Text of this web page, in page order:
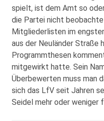
spielt, ist dem Amt so
die Partei nicht
Mitgliederlisten im
aus der Neuländer Straße
Programmthesen
mitgewirkt hatte. Sein
Überbewerten muss man
sich das LfV seit Jahren
Seidel mehr oder weniger